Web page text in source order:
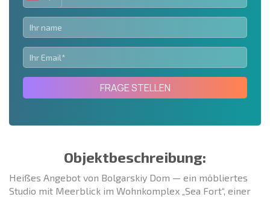
STATES
+1
FRAGE STELLEN
Objektbeschreibung:
Heißes Angebot von Bolgarskiy Dom — ein möbliertes
Studio mit Meerblick im Wohnkomplex „Sea Fort“, einer